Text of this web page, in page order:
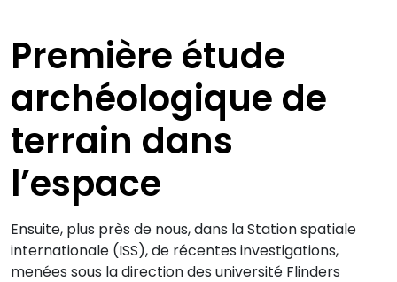
Première étude
archéologique de
terrain dans
l’espace
Ensuite, plus près de nous, dans la Station spatiale
internationale (ISS), de récentes investigations,
menées sous la direction des université Flinders